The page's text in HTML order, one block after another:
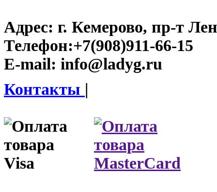
Адрес: г. Кемерово, пр-т
Телефон:+7(908)911-66-15
E-mail: info@ladyg.ru
Контакты |